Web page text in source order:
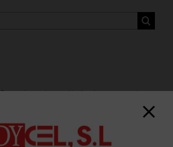
laced: ¿cuál elegir para cada
vacaciones 2026